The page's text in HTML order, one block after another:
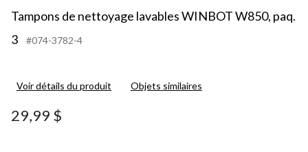
Tampons de nettoyage lavables WINBOT W850, paq.
3
#074-3782-4
Voir détails du produit Objets similaires
29,99 $